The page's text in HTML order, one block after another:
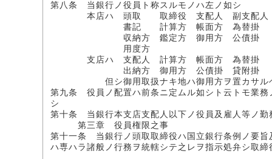
第八条 当銀行ノ役員ト称スルモノハ左ノ如シ
本店ハ 頭取 取締役 支配人 副支配人
書記 計算方 帳面方 為替掛
収納方 鑑定方 御用方 公債掛
用度方
支店ハ 支配人 計算方 帳面方 為替掛
出納方 御用方 公債掛 貸附掛
但シ御用取扱ナキ地ハ御用方ヲ置カサル
第九条 役員ノ配置ハ前条ニ定ムル如シト云トモ業務
シ
第十条 当銀行本支店支配人以下ノ役員及雇人等ノ勤
第三章 役員権限之事
第十一条 当銀行ノ頭取取締役ハ国立銀行条例ノ要旨
ハ専ハラ諸般ノ行務ヲ統轄シテ之レヲ指示処弁シ取締